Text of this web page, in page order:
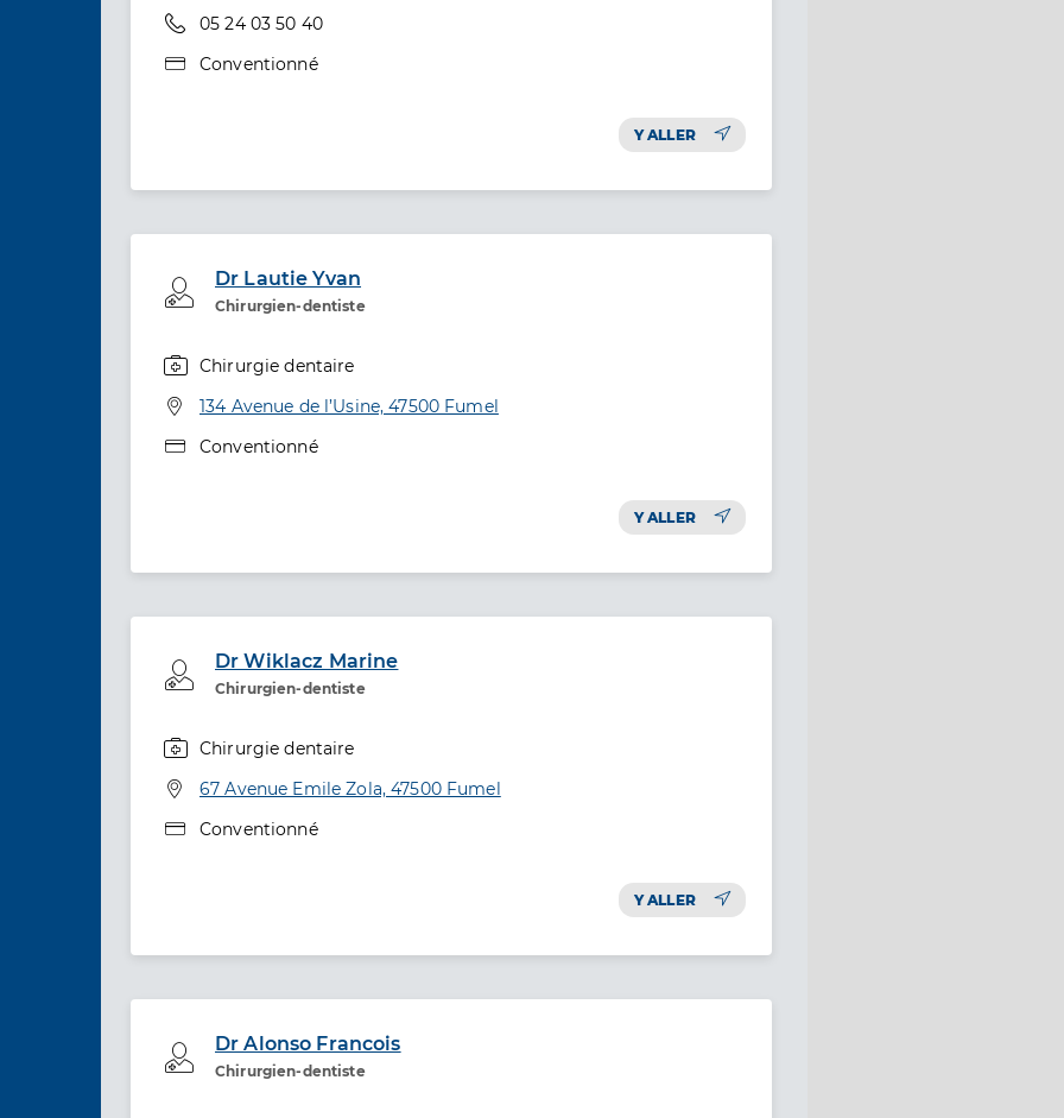
Téléphone
05 24 03 50 40
Type de convention
Conventionné
Y ALLER
Dr Lautie Yvan
Chirurgien-dentiste
Professionel de santé
Chirurgie dentaire
Adresse
134 Avenue de l’Usine, 47500 Fumel
Type de convention
Conventionné
Y ALLER
Dr Wiklacz Marine
Chirurgien-dentiste
Professionel de santé
Chirurgie dentaire
Adresse
67 Avenue Emile Zola, 47500 Fumel
Type de convention
Conventionné
Y ALLER
Dr Alonso Francois
Chirurgien-dentiste
Professionel de santé